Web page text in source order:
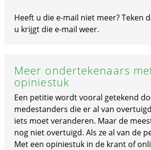
Heeft u die e-mail niet meer? Teken
u krijgt die e-mail weer.
Meer ondertekenaars
opiniestuk
Een petitie wordt vooral getekend
medestanders die er al van
iets moet veranderen. Maar de
nog niet overtuigd. Als ze al van de
Met een opiniestuk in de krant of